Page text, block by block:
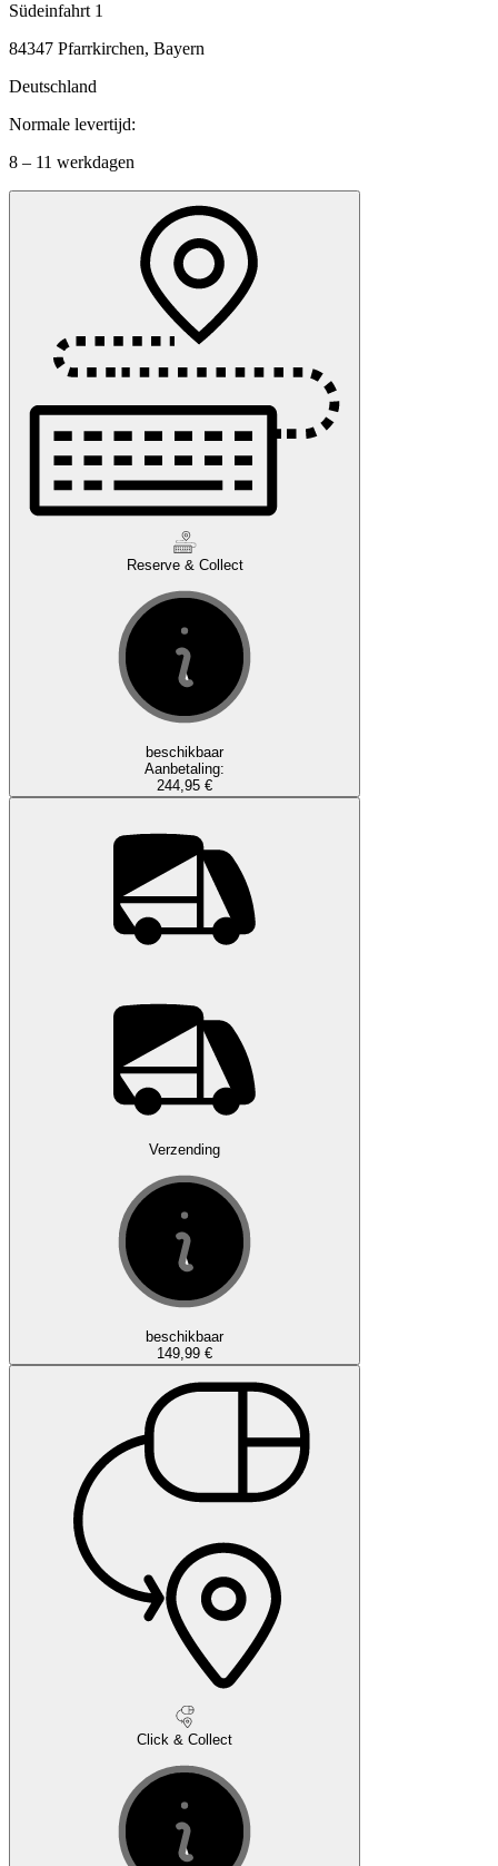
Südeinfahrt 1
84347 Pfarrkirchen, Bayern
Deutschland
Normale levertijd:
8 – 11 werkdagen
Reserve & Collect
beschikbaar
Aanbetaling:
244,95 €
Verzending
beschikbaar
149,99 €
Click & Collect